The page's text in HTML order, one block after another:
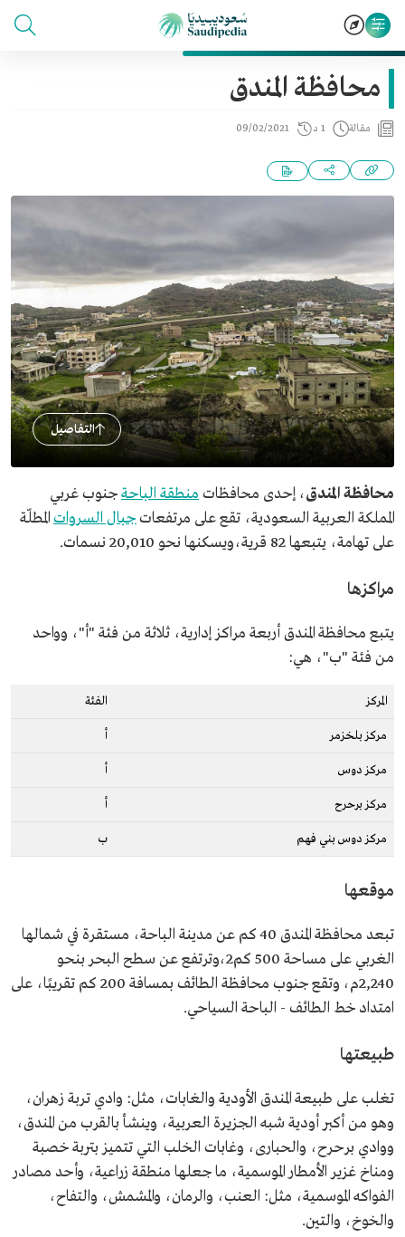
محافظة المندق
مقالة 1 د 09/02/2021
التفاصيل
محافظة المندق، إحدى محافظات منطقة الباحةجنوب غربي
المملكة العربية السعودية، تقع على مرتفعاتجبال السرواتالمطلّة
على تهامة، يتبعها 82 قرية،ويسكنها نحو 20,010 نسمات.
مراكزها
يتبع محافظة المندق أربعة مراكز إدارية، ثلاثة من فئة "أ"، وواحد
من فئة "ب"، هي:
المركز الفئة
مركز بلخزمر أ
مركز دوس أ
مركز برحرح أ
مركز دوس بني فهم ب
موقعها
تبعد محافظة المندق 40 كم عن مدينة الباحة، مستقرة في شمالها
الغربي على مساحة 500 كم2،وترتفع عن سطح البحر بنحو
2,240م، وتقع جنوب محافظة الطائف بمسافة 200 كم تقريبًا، على
امتداد خط الطائف - الباحة السياحي.
طبيعتها
تغلب على طبيعة المندق الأودية والغابات، مثل: وادي تربة زهران،
وهو من أكبر أودية شبه الجزيرة العربية، وينشأ بالقرب من المندق،
ووادي برحرح، والحبارى، وغابات الخلب التي تتميز بتربة خصبة
ومناخ غزير الأمطار الموسمية، ما جعلها منطقة زراعية، وأحد مصادر
الفواكه الموسمية، مثل: العنب، والرمان، والمشمش، والتفاح،
والخوخ، والتين.